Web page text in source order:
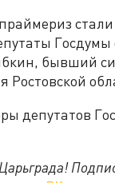
Госдумы
бывший
Ростовской
депутатов